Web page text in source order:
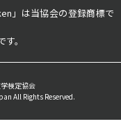
」は当協会の登録商標で
。
検定協会
All Rights Reserved.